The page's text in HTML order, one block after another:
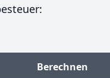
Berechnen